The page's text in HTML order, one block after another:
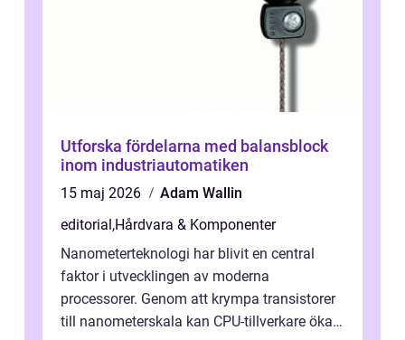
Utforska fördelarna med balansblock
inom industriautomatiken
15 maj 2026
Adam Wallin
editorial,Hårdvara & Komponenter
Nanometerteknologi har blivit en central
faktor i utvecklingen av moderna
processorer. Genom att krympa transistorer
till nanometerskala kan CPU-tillverkare öka